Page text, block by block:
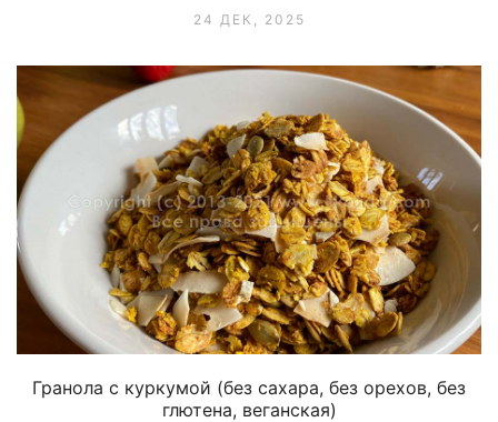
24 ДЕК, 2025
Гранола с куркумой (без сахара, без орехов, без
глютена, веганская)